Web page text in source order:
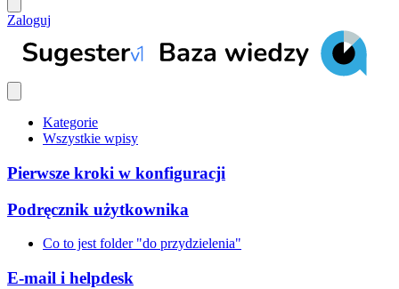
Zaloguj
Kategorie
Wszystkie wpisy
Pierwsze kroki w konfiguracji
Podręcznik użytkownika
Co to jest folder "do przydzielenia"
E-mail i helpdesk